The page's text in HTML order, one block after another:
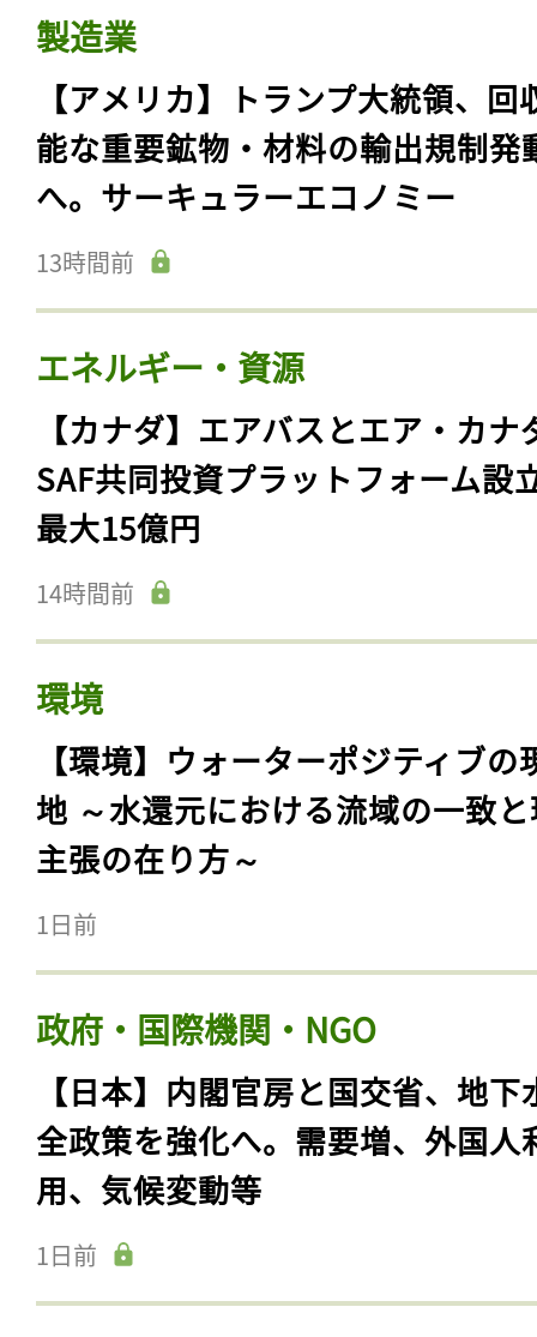
製造業
【アメリカ】トランプ大統領、回
能な重要鉱物・材料の輸出規制発
へ。サーキュラーエコノミー
13時間前
エネルギー・資源
【カナダ】エアバスとエア・カナ
SAF共同投資プラットフォーム設
最大15億円
14時間前
環境
【環境】ウォーターポジティブの
地 ～水還元における流域の一致
主張の在り方～
1日前
政府・国際機関・NGO
【日本】内閣官房と国交省、地下
全政策を強化へ。需要増、外国人
用、気候変動等
1日前